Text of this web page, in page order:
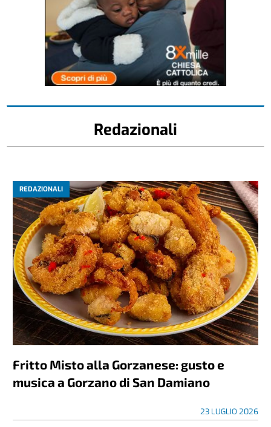
Redazionali
REDAZIONALI
Fritto Misto alla Gorzanese: gusto e
musica a Gorzano di San Damiano
23 LUGLIO 2026